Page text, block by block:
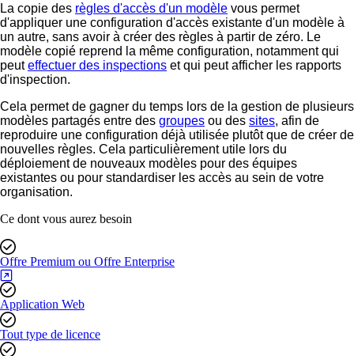
La copie des règles d'accès d'un modèle vous permet
d'appliquer une configuration d'accès existante d'un modèle à
un autre, sans avoir à créer des règles à partir de zéro. Le
modèle copié reprend la même configuration, notamment qui
peut effectuer des inspections et qui peut afficher les rapports
d'inspection.
Cela permet de gagner du temps lors de la gestion de plusieurs
modèles partagés entre des groupes ou des sites, afin de
reproduire une configuration déjà utilisée plutôt que de créer de
nouvelles règles. Cela particulièrement utile lors du
déploiement de nouveaux modèles pour des équipes
existantes ou pour standardiser les accès au sein de votre
organisation.
Ce dont vous aurez besoin
Offre Premium ou Offre Enterprise
Application Web
Tout type de licence